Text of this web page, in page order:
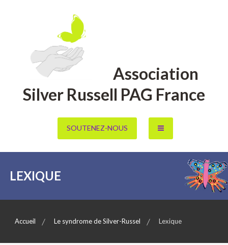
Association
Silver Russell PAG France
SOUTENEZ-NOUS
LEXIQUE
Accueil Le syndrome de Silver-Russel Lexique